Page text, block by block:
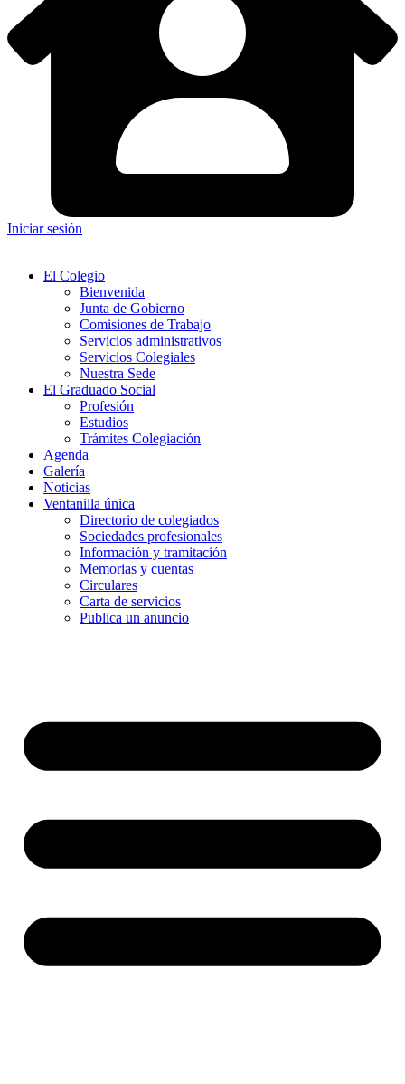
Iniciar sesión
El Colegio
Bienvenida
Junta de Gobierno
Comisiones de Trabajo
Servicios administrativos
Servicios Colegiales
Nuestra Sede
El Graduado Social
Profesión
Estudios
Trámites Colegiación
Agenda
Galería
Noticias
Ventanilla única
Directorio de colegiados
Sociedades profesionales
Información y tramitación
Memorias y cuentas
Circulares
Carta de servicios
Publica un anuncio